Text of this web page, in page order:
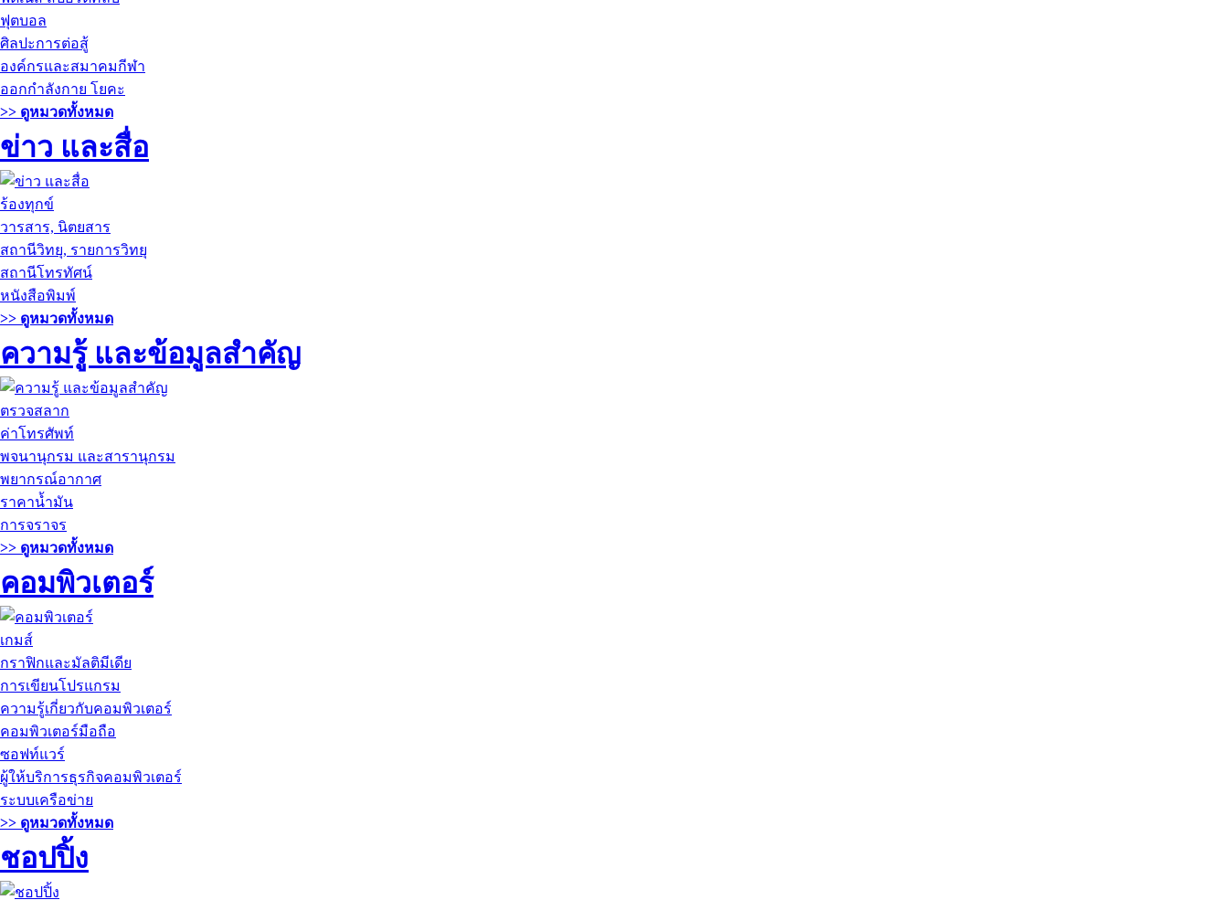
ฟุตบอล
ศิลปะการต่อสู้
องค์กรและสมาคมกีฬา
ออกกำลังกาย โยคะ
>> ดูหมวดทั้งหมด
ข่าว และสื่อ
ร้องทุกข์
วารสาร, นิตยสาร
สถานีวิทยุ, รายการวิทยุ
สถานีโทรทัศน์
หนังสือพิมพ์
>> ดูหมวดทั้งหมด
ความรู้ และข้อมูลสำคัญ
ตรวจสลาก
ค่าโทรศัพท์
พจนานุกรม และสารานุกรม
พยากรณ์อากาศ
ราคาน้ำมัน
การจราจร
>> ดูหมวดทั้งหมด
คอมพิวเตอร์
เกมส์
กราฟิกและมัลติมีเดีย
การเขียนโปรแกรม
ความรู้เกี่ยวกับคอมพิวเตอร์
คอมพิวเตอร์มือถือ
ซอฟท์แวร์
ผู้ให้บริการธุรกิจคอมพิวเตอร์
ระบบเครือข่าย
>> ดูหมวดทั้งหมด
ชอปปิ้ง